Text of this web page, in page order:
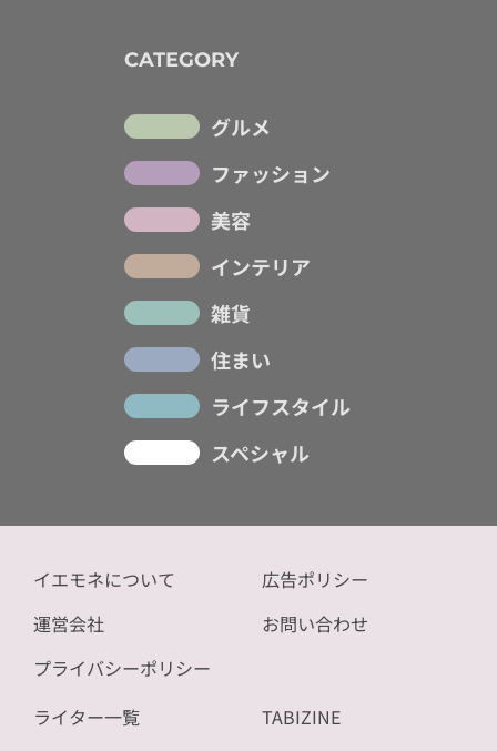
CATEGORY
グルメ
ファッション
美容
インテリア
雑貨
住まい
ライフスタイル
スペシャル
イエモネについて
運営会社
プライバシーポリシー
広告ポリシー
お問い合わせ
ライター一覧
TABIZINE